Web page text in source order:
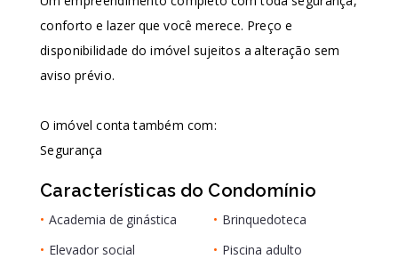
conforto e lazer que você merece. Preço e
disponibilidade do imóvel sujeitos a alteração sem
aviso prévio.
O imóvel conta também com:
Segurança
Características do Condomínio
• Academia de ginástica • Brinquedoteca
• Elevador social • Piscina adulto